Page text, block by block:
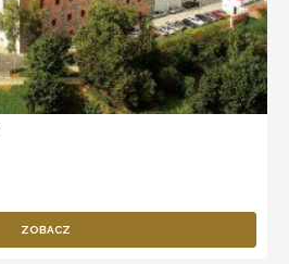
ZOBACZ